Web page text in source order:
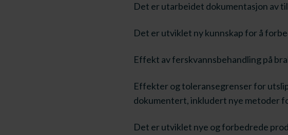
Det er utarbeidet dokumentasjon av
Det er utviklet ny kunnskap for å
Effekt av ferskvannsbehandling på
​Effekter og toleransegrenser for
dokumentert, inkludert nye metoder
​Det er utviklet nye og forbedrede